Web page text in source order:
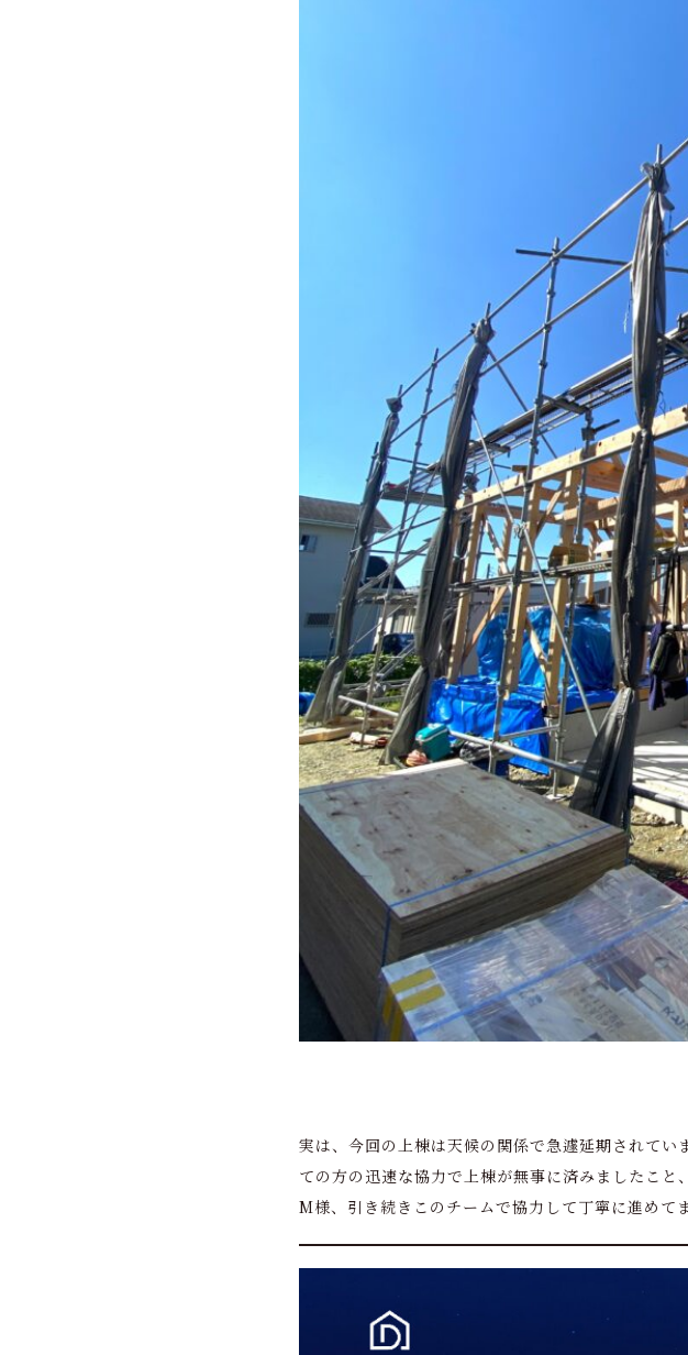
実は、今回の上棟は天候の関係で急遽延期されて
ての方の迅速な協力で上棟が無事に済みましたこと
М様、引き続きこのチームで協力して丁寧に進めて